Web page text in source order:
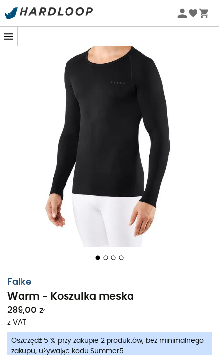
Letnie promocje 🔥 -5% DODATKOWO przy zakupie 2
Falke
Warm - Koszulka meska
289,00 zł
z VAT
Oszczędź 5 % przy zakupie 2 produktów, bez minimalnego
zakupu, używając kodu Summer5.